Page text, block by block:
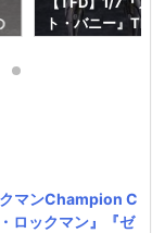
ト・バニー』
マンChampion C
ロックマン』『ゼ